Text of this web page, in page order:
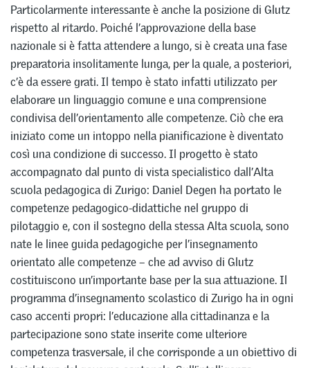
Particolarmente interessante è anche la posizione di Glutz
rispetto al ritardo. Poiché l’approvazione della base
nazionale si è fatta attendere a lungo, si è creata una fase
preparatoria insolitamente lunga, per la quale, a posteriori,
c’è da essere grati. Il tempo è stato infatti utilizzato per
elaborare un linguaggio comune e una comprensione
condivisa dell’orientamento alle competenze. Ciò che era
iniziato come un intoppo nella pianificazione è diventato
così una condizione di successo. Il progetto è stato
accompagnato dal punto di vista specialistico dall’Alta
scuola pedagogica di Zurigo: Daniel Degen ha portato le
competenze pedagogico-didattiche nel gruppo di
pilotaggio e, con il sostegno della stessa Alta scuola, sono
nate le linee guida pedagogiche per l’insegnamento
orientato alle competenze – che ad avviso di Glutz
costituiscono un’importante base per la sua attuazione. Il
programma d’insegnamento scolastico di Zurigo ha in ogni
caso accenti propri: l’educazione alla cittadinanza e la
partecipazione sono state inserite come ulteriore
competenza trasversale, il che corrisponde a un obiettivo di